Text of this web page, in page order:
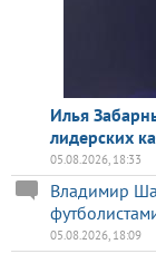
Илья
лидерских
05.08.2026, 18:33
Владимир
05.08.2026, 18:09